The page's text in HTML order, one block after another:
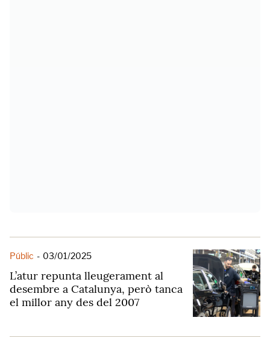
Públic - 03/01/2025
L’atur repunta lleugerament al
desembre a Catalunya, però tanca
el millor any des del 2007